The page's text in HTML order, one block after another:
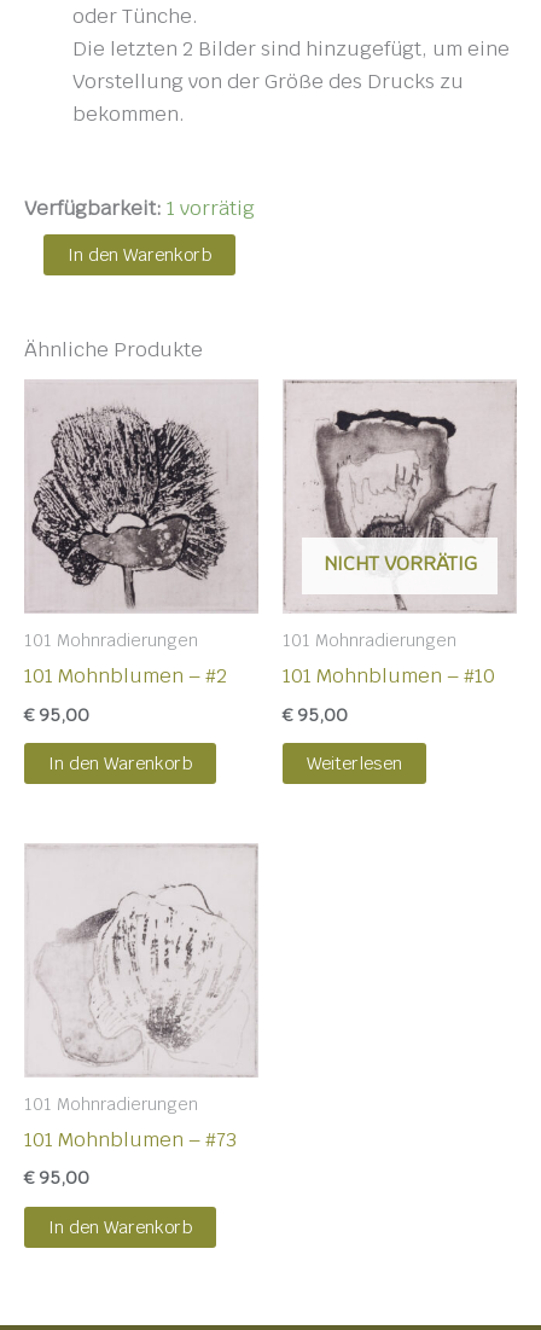
oder Tünche.
Die letzten 2 Bilder sind hinzugefügt, um eine
Vorstellung von der Größe des Drucks zu
bekommen.
Verfügbarkeit: 1 vorrätig
In den Warenkorb
Ähnliche Produkte
101 Mohnradierungen
101 Mohnblumen – #2
€95,00
In den Warenkorb
NICHT VORRÄTIG
101 Mohnradierungen
101 Mohnblumen – #10
€95,00
Weiterlesen
101 Mohnradierungen
101 Mohnblumen – #73
€95,00
In den Warenkorb